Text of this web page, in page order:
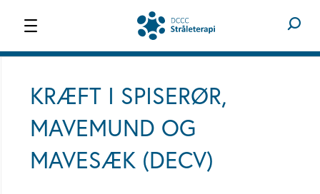
KRÆFT I SPISERØR,
MAVEMUND OG
MAVESÆK (DECV)